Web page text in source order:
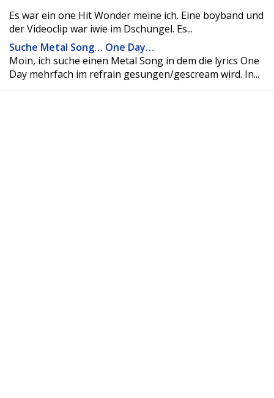
Es war ein one Hit Wonder meine ich. Eine boyband und
der Videoclip war iwie im Dschungel. Es...
Suche Metal Song… One Day…
Moin, ich suche einen Metal Song in dem die lyrics One
Day mehrfach im refrain gesungen/gescream wird. In...